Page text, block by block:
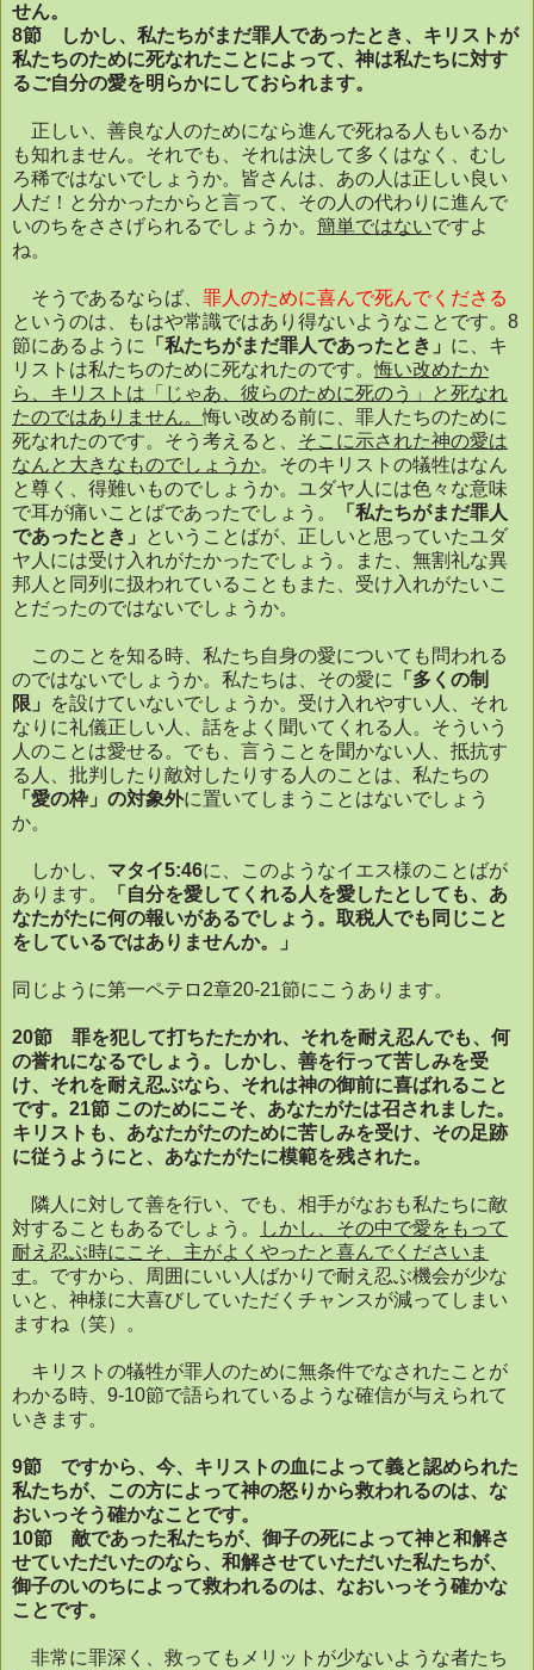
せん。
8節 しかし、私たちがまだ罪人であったとき、キリストが
私たちのために死なれたことによって、神は私たちに対す
るご自分の愛を明らかにしておられます。
正しい、善良な人のためになら進んで死ねる人もいるか
も知れません。それでも、それは決して多くはなく、むし
ろ稀ではないでしょうか。皆さんは、あの人は正しい良い
人だ！と分かったからと言って、その人の代わりに進んで
いのちをささげられるでしょうか。 簡単ではないですよ
ね。
そうであるならば、 罪人のために喜んで死んでくださる
というのは、もはや常識ではあり得ないようなことです。 8
節にあるように
「私たちがまだ罪人であったとき」 に、キ
リストは私たちのために死なれたのです。悔い改めたか
ら、キリストは「じゃあ、彼らのために死のう」と死なれ
たのではありません。悔い改める前に、罪人たちのために
死なれたのです。そう考えると、 そこに示された神の愛は
なんと大きなものでしょうか。そのキリストの犠牲はなん
と尊く、得難いものでしょうか。ユダヤ人には色々な意味
で耳が痛いことばであったでしょう。
「私たちがまだ罪人
であったとき」
ということばが、正しいと思っていたユダ
ヤ人には受け入れがたかったでしょう。
また、無割礼な異
邦人と同列に扱われていることもまた、受け入れがたいこ
とだったのではないでしょうか。
このことを知る時、私たち自身の愛についても問われる
のではないでしょうか。私たちは、その愛に
「多くの制
限」
を設けていないでしょうか。 受け入れやすい人、それ
なりに礼儀正しい人、話をよく聞いてくれる人。そういう
人のことは愛せる。でも、言うことを聞かない人、抵抗す
る人、批判したり敵対したりする人のことは、私たちの
「愛の枠」の対象外に置いてしまうことはないでしょう
か。
しかし、 マタイ5:46に、このようなイエス様のことばが
あります。
「自分を愛してくれる人を愛したとしても、あ
なたがたに何の報いがあるでしょう。取税人でも同じこと
をしているではありませんか。」
同じように第一ペテロ 2章20-21節にこうあります。
20節 罪を犯して打ちたたかれ、それを耐え忍んでも、何
の誉れになるでしょう。しかし、善を行って苦しみを受
け、それを耐え忍ぶなら、それは神の御前に喜ばれること
です。 21節 このためにこそ、あなたがたは召されました。
キリストも、あなたがたのために苦しみを受け、その足跡
に従うようにと、あなたがたに模範を残された。
隣人に対して善を行い、でも、相手がなおも私たちに敵
対することもあるでしょう。
しかし、その中で愛をもって
耐え忍ぶ時にこそ、主がよくやったと喜んでくださいま
す。ですから、周囲にいい人ばかりで耐え忍ぶ機会が少な
いと、神様に大喜びしていただくチャンスが減ってしまい
ますね（笑）。
キリストの犠牲が罪人のために無条件でなされたことが
わかる時、 9-10節で語られているような確信が与えられて
いきます。
9節 ですから、今、キリストの血によって義と認められた
私たちが、この方によって神の怒りから救われるのは、な
おいっそう確かなことです。
10節 敵であった私たちが、御子の死によって神と和解さ
せていただいたのなら、和解させていただいた私たちが、
御子のいのちによって救われるのは、なおいっそう確かな
ことです。
非常に罪深く、救ってもメリットが少ないような者たち